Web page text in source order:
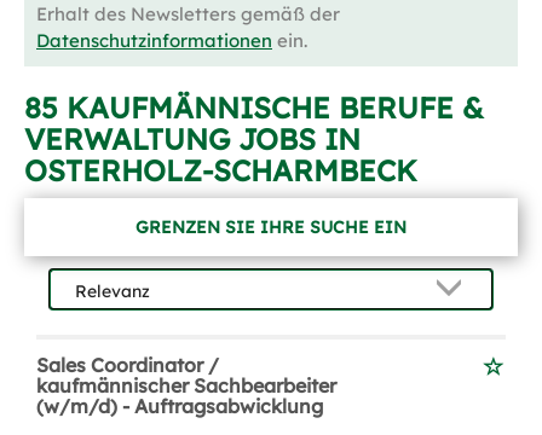
Erhalt des Newsletters gemäß der
Datenschutzinformationen ein.
85 KAUFMÄNNISCHE BERUFE &
VERWALTUNG JOBS IN
OSTERHOLZ-SCHARMBECK
GRENZEN SIE IHRE SUCHE EIN
Sales Coordinator /
kaufmännischer Sachbearbeiter
(w/m/d) - Auftragsabwicklung